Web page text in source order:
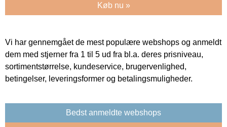
Køb nu »
Vi har gennemgået de mest populære webshops og anmeldt
dem med stjerner fra 1 til 5 ud fra bl.a. deres prisniveau,
sortimentstørrelse, kundeservice, brugervenlighed,
betingelser, leveringsformer og betalingsmuligheder.
Bedst anmeldte webshops